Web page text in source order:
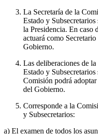
La Secretaría de la
Estado y
la Presidencia. En caso
actuará como
Gobierno.
Las deliberaciones de
Estado y
Comisión podrá
del Gobierno.
Corresponde a la
y Subsecretarios:
a) El examen de todos los